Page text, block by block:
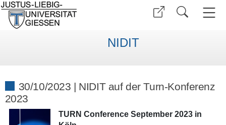
NIDIT
30/10/2023 | NIDIT auf der Turn-Konferenz
2023
TURN Conference September 2023 in